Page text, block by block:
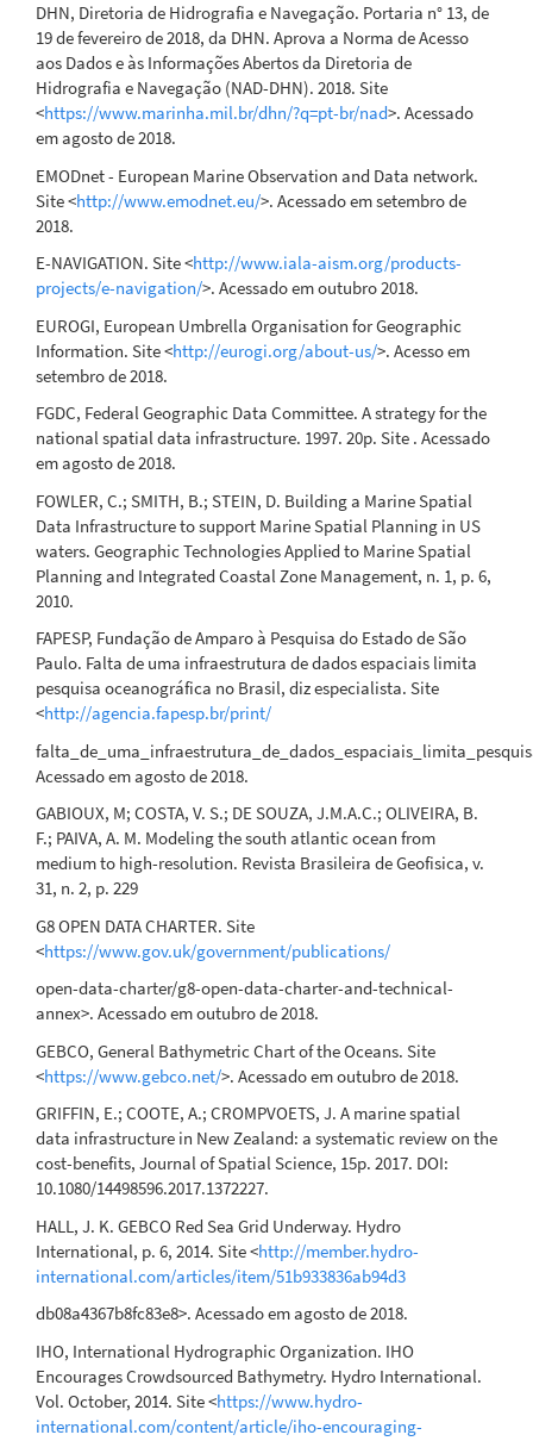
DHN, Diretoria de Hidrografia e Navegação. Portaria n° 13, de
19 de fevereiro de 2018, da DHN. Aprova a Norma de Acesso
aos Dados e às Informações Abertos da Diretoria de
Hidrografia e Navegação (NAD-DHN). 2018. Site
<https://www.marinha.mil.br/dhn/?q=pt-br/nad>. Acessado
em agosto de 2018.
EMODnet - European Marine Observation and Data network.
Site <http://www.emodnet.eu/>. Acessado em setembro de
2018.
E-NAVIGATION. Site <http://www.iala-aism.org/products-
projects/e-navigation/>. Acessado em outubro 2018.
EUROGI, European Umbrella Organisation for Geographic
Information. Site <http://eurogi.org/about-us/>. Acesso em
setembro de 2018.
FGDC, Federal Geographic Data Committee. A strategy for the
national spatial data infrastructure. 1997. 20p. Site . Acessado
em agosto de 2018.
FOWLER, C.; SMITH, B.; STEIN, D. Building a Marine Spatial
Data Infrastructure to support Marine Spatial Planning in US
waters. Geographic Technologies Applied to Marine Spatial
Planning and Integrated Coastal Zone Management, n. 1, p. 6,
2010.
FAPESP, Fundação de Amparo à Pesquisa do Estado de São
Paulo. Falta de uma infraestrutura de dados espaciais limita
pesquisa oceanográfica no Brasil, diz especialista. Site
<http://agencia.fapesp.br/print/
Acessado em agosto de 2018.
GABIOUX, M; COSTA, V. S.; DE SOUZA, J.M.A.C.; OLIVEIRA, B.
F.; PAIVA, A. M. Modeling the south atlantic ocean from
medium to high-resolution. Revista Brasileira de Geofisica, v.
31, n. 2, p. 229
G8 OPEN DATA CHARTER. Site
<https://www.gov.uk/government/publications/
open-data-charter/g8-open-data-charter-and-technical-
annex>. Acessado em outubro de 2018.
GEBCO, General Bathymetric Chart of the Oceans. Site
<https://www.gebco.net/>. Acessado em outubro de 2018.
GRIFFIN, E.; COOTE, A.; CROMPVOETS, J. A marine spatial
data infrastructure in New Zealand: a systematic review on the
cost-benefits, Journal of Spatial Science, 15p. 2017. DOI:
10.1080/14498596.2017.1372227.
HALL, J. K. GEBCO Red Sea Grid Underway. Hydro
International, p. 6, 2014. Site <http://member.hydro-
international.com/articles/item/51b933836ab94d3
db08a4367b8fc83e8>. Acessado em agosto de 2018.
IHO, International Hydrographic Organization. IHO
Encourages Crowdsourced Bathymetry. Hydro International.
Vol. October, 2014. Site <https://www.hydro-
international.com/content/article/iho-encouraging-